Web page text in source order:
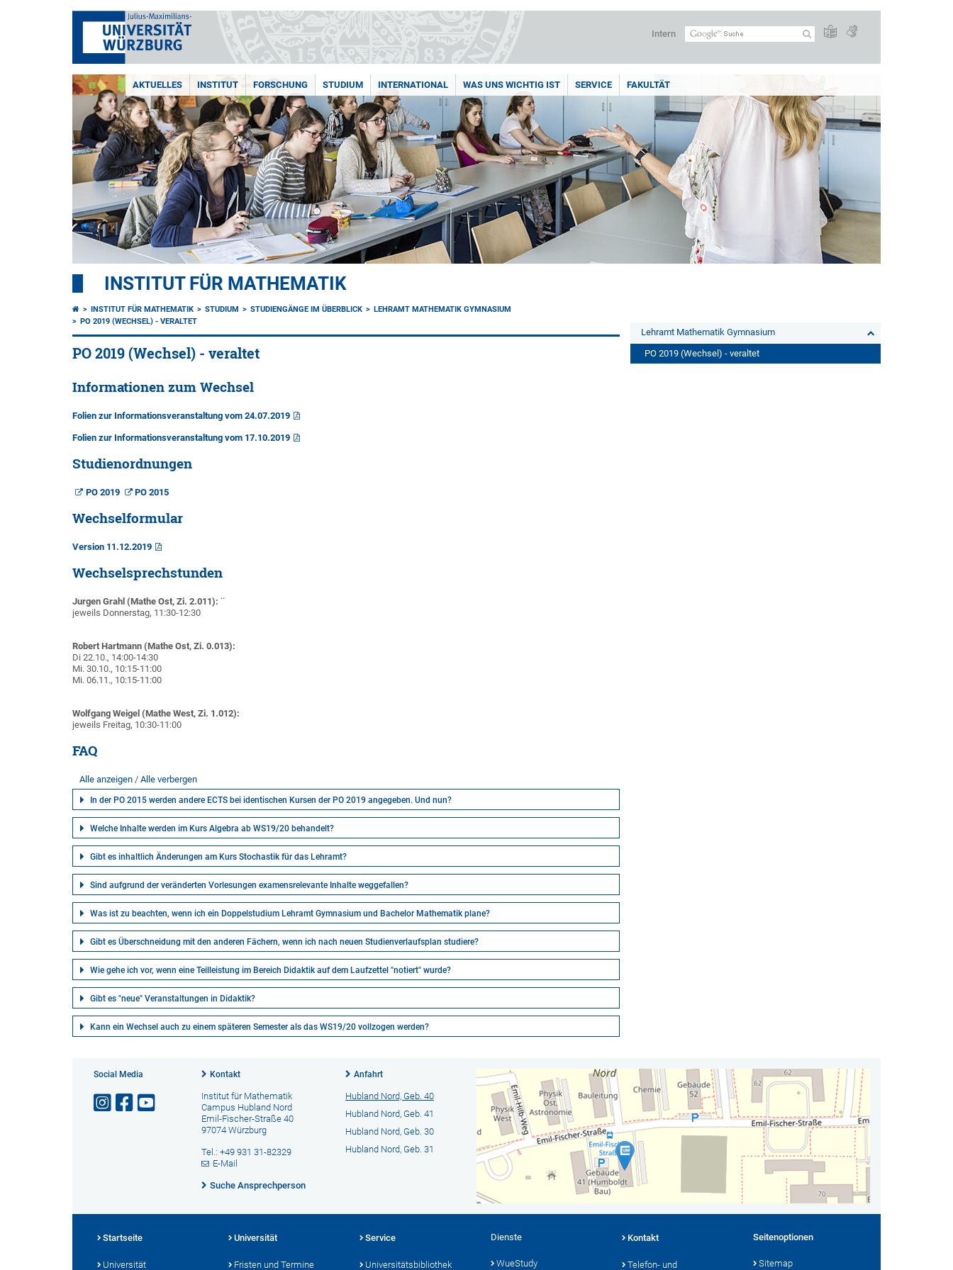
Intern
AKTUELLES INSTITUT FORSCHUNG STUDIUM INTERNATIONAL WAS UNS WICHTIG IST SERVICE FAKULTÄT
INSTITUT FÜR MATHEMATIK
INSTITUT FÜR MATHEMATIK STUDIUM STUDIENGÄNGE IM ÜBERBLICK
LEHRAMT MATHEMATIK GYMNASIUM
PO 2019 (WECHSEL) - VERALTET
PO 2019 (Wechsel) - veraltet
Informationen zum Wechsel
Folien zur Informationsveranstaltung vom 24.07.2019
Folien zur Informationsveranstaltung vom 17.10.2019
Studienordnungen
PO 2019 PO 2015
Wechselformular
Version 11.12.2019
Wechselsprechstunden
Jurgen Grahl (Mathe Ost, Zi. 2.011): ¨
jeweils Donnerstag, 11:30-12:30
Robert Hartmann (Mathe Ost, Zi. 0.013):
Di 22.10., 14:00-14:30
Mi. 30.10., 10:15-11:00
Mi. 06.11., 10:15-11:00
Wolfgang Weigel (Mathe West, Zi. 1.012):
jeweils Freitag, 10:30-11:00
FAQ
Alle anzeigen Alle verbergen
In der PO 2015 werden andere ECTS bei identischen Kursen der PO 2019 angegeben. Und nun?
Welche Inhalte werden im Kurs Algebra ab WS19/20 behandelt?
Gibt es inhaltlich Änderungen am Kurs Stochastik für das Lehramt?
Sind aufgrund der veränderten Vorlesungen examensrelevante Inhalte weggefallen?
Was ist zu beachten, wenn ich ein Doppelstudium Lehramt Gymnasium und Bachelor Mathematik plane?
Gibt es Überschneidung mit den anderen Fächern, wenn ich nach neuen Studienverlaufsplan studiere?
Wie gehe ich vor, wenn eine Teilleistung im Bereich Didaktik auf dem Laufzettel "notiert" wurde?
Gibt es "neue" Veranstaltungen in Didaktik?
Kann ein Wechsel auch zu einem späteren Semester als das WS19/20 vollzogen werden?
Lehramt Mathematik Gymnasium
PO 2019 (Wechsel) - veraltet
Social Media Kontakt
Institut für Mathematik
Campus Hubland Nord
Emil-Fischer-Straße 40
97074 Würzburg
Tel.: +49 931 31-82329
E-Mail
Suche Ansprechperson
Anfahrt
Hubland Nord, Geb. 40
Hubland Nord, Geb. 41
Hubland Nord, Geb. 30
Hubland Nord, Geb. 31
Startseite
Universität
Universität
Fristen und Termine
Service
Universitätsbibliothek
Dienste
WueStudy
Kontakt
Telefon- und
Seitenoptionen
Sitemap